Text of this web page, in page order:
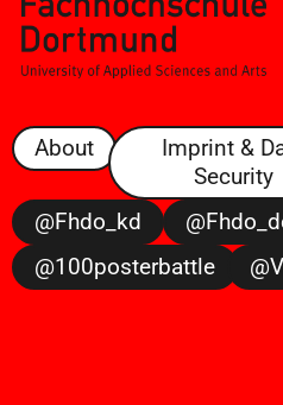
About
Imprint &
Security
@fhdo_kd
@100posterbattle